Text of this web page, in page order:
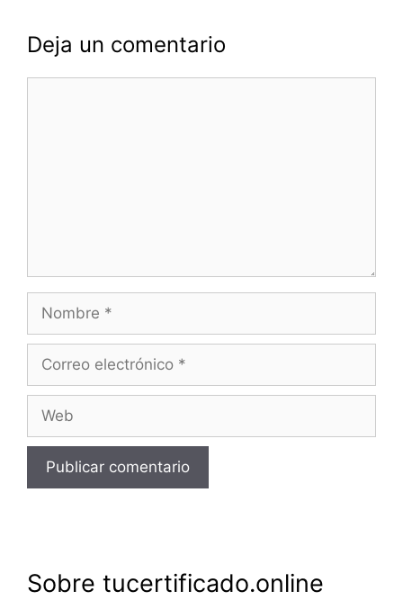
Deja un comentario
Nombre
Correo
Web
Sobre tucertificado.online